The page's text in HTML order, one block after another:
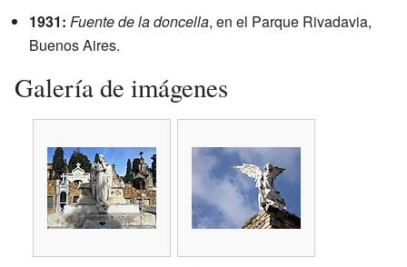
1931: Fuente de la doncella, en el Parque Rivadavia,
Buenos Aires.
Galería de imágenes